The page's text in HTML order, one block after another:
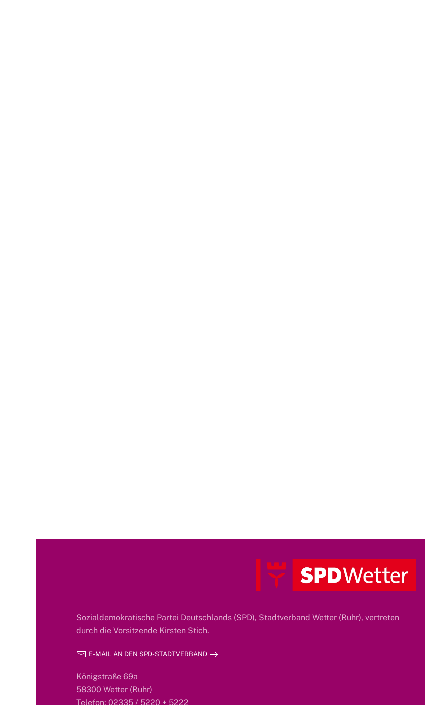
Sozialdemokratische Partei Deutschlands (SPD), Stadtverband Wetter (Ruhr), vertreten
durch die Vorsitzende Kirsten Stich.
E-MAIL AN DEN SPD-STADTVERBAND
Königstraße 69a
58300 Wetter (Ruhr)
Telefon: 02335 / 5220 + 5222